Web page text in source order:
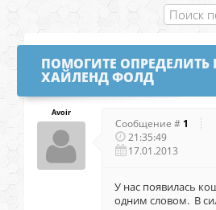
ПОМОГИТЕ
ХАЙЛЕНД ФОЛД
Avoir
Сообщение # 1
21:35:49
17.01.2013
У нас появилась
одним словом. В